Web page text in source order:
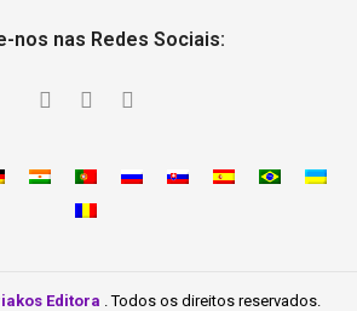
nos nas Redes Sociais:
Editora . Todos os direitos reservados.